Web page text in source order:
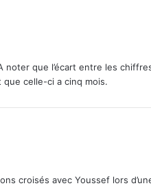
noter que l’écart entre les
que celle-ci a cinq mois.
croisés avec Youssef lors